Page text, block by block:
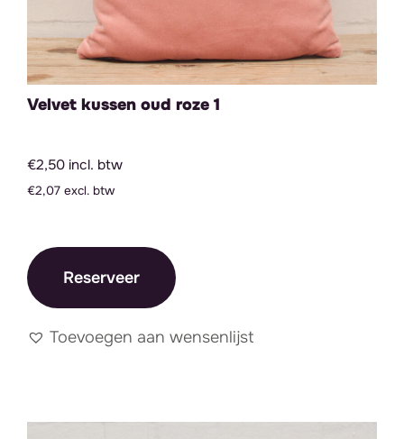
Velvet kussen oud roze 1
€2,50 incl. btw
€2,07 excl. btw
Reserveer
Toevoegen aan wensenlijst